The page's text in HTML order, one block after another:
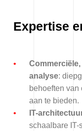
Expertise
analyse:
behoeften
aan te bieden.
IT-
schaalbare IT-